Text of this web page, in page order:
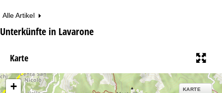
Alle Artikel
Unterkünfte in Lavarone
Karte
+ KARTE